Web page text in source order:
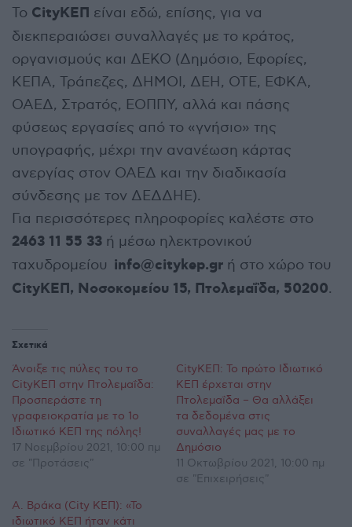
Το CityΚΕΠ είναι εδώ, επίσης, για να
διεκπεραιώσει συναλλαγές με το κράτος,
οργανισμούς και ΔΕΚΟ (Δημόσιο, Εφορίες,
ΚΕΠΑ, Τράπεζες, ΔΗΜΟΙ, ΔΕΗ, ΟΤΕ, ΕΦΚΑ,
ΟΑΕΔ, Στρατός, ΕΟΠΠΥ, αλλά και πάσης
φύσεως εργασίες από το «γνήσιο» της
υπογραφής, μέχρι την ανανέωση κάρτας
ανεργίας στον ΟΑΕΔ και την διαδικασία
σύνδεσης με τον ΔΕΔΔΗΕ).
Για περισσότερες πληροφορίες καλέστε στο
2463 11 55 33 ή μέσω ηλεκτρονικού
ταχυδρομείου info@citykep.gr ή στο χώρο του
CityΚΕΠ, Νοσοκομείου 15, Πτολεμαΐδα, 50200.
Σχετικά
Άνοιξε τις πύλες του το
CityΚΕΠ στην Πτολεμαΐδα:
Προσπεράστε τη
γραφειοκρατία με το 1ο
Ιδιωτικό ΚΕΠ της πόλης!
17 Νοεμβρίου 2021, 10:00 πμ
σε "Προτάσεις"
CityΚΕΠ: Το πρώτο Ιδιωτικό
ΚΕΠ έρχεται στην
Πτολεμαΐδα – Θα αλλάξει
τα δεδομένα στις
συναλλαγές μας με το
Δημόσιο
11 Οκτωβρίου 2021, 10:00 πμ
σε "Επιχειρήσεις"
Α. Βράκα (City ΚΕΠ): «Το
ιδιωτικό ΚΕΠ ήταν κάτι